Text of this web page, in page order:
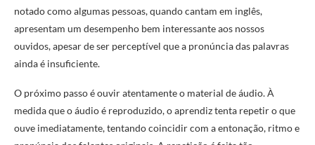
notado como algumas pessoas, quando cantam em inglês,
apresentam um desempenho bem interessante aos nossos
ouvidos, apesar de ser perceptível que a pronúncia das palavras
ainda é insuficiente.
O próximo passo é ouvir atentamente o material de áudio. À
medida que o áudio é reproduzido, o aprendiz tenta repetir o que
ouve imediatamente, tentando coincidir com a entonação, ritmo e